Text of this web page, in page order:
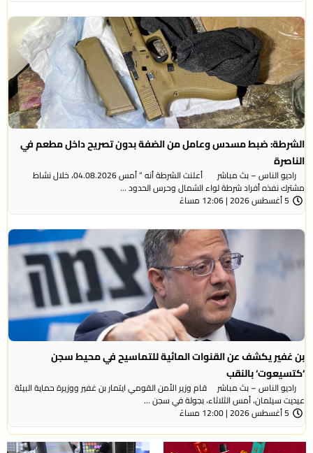
الشرطة: ضبط مسدس وعامل من الضفة بدون تصريح داخل مطعم في
الناصرة
راديو الناس – بث مباشر أعلنت الشرطة أنه ” أمس 04.08.2026، خلال نشاط
مشترك نفذه أفراد شرطة لواء الشمال وحرس الحدود ...
5 أغسطس 2026 | 12:06 مساءً
بن غفير يكشف عن القنوات المائية للتماسيح في محيط سجن
‘كتسيعوت‘ بالنقب
راديو الناس – بث مباشر قام وزير الأمن القومي ايتمار بن غفير ووزيرة حماية البيئة
عيديت سيلمان، أمس الثلاثاء، بجولة في سجن ...
5 أغسطس 2026 | 12:00 مساءً